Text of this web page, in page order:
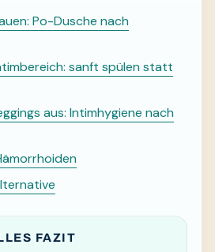
Po-Dusche nach
sanft spülen statt
aus: Intimhygiene nach
FAZIT